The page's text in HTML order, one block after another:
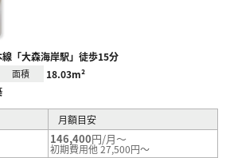
「大森海岸駅」徒歩15分
面積 18.03m²
月額目安
146,400円/月～
初期費用他 27,500円～